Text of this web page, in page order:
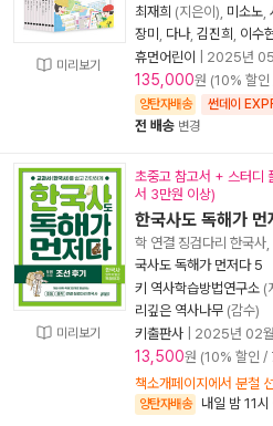
미리보기
최재희 (지은이), 미소노
장미
다나, 김진희 이수
휴먼어린이
2025년
135,000원 (10% 할
양탄자배송 썬데이
전 배송 변경
미리보기
초중고 참고서 + 스터디
서 3만원 이상)
한국사도 독해가 먼
학 연결 징검다리 한국
국사도 독해가 먼저다 5
키 역사학습방법연구소 (
리깊은 역사나무 (감수)
키출판사
2025년 02월
13,500원 (10% 할인 /
책소개페이지에서 분철
양탄자배송 내일 밤 11시